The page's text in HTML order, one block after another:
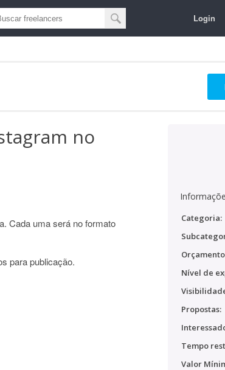
Login
no
Cada uma será no formato
para publicação.
Categoria:
Nível de
Propostas:
Tempo
Valor